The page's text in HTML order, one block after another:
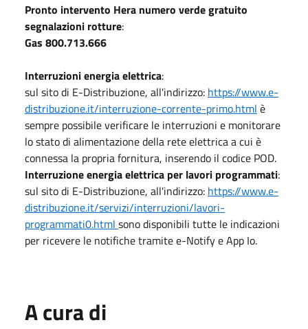
Pronto intervento Hera numero verde gratuito
segnalazioni rotture:
Gas 800.713.666
Interruzioni energia elettrica:
sul sito di E-Distribuzione, all'indirizzo: https://www.e-
distribuzione.it/interruzione-corrente-primo.html è
sempre possibile verificare le interruzioni e monitorare
lo stato di alimentazione della rete elettrica a cui è
connessa la propria fornitura, inserendo il codice POD.
Interruzione energia elettrica per lavori programmati:
sul sito di E-Distribuzione, all'indirizzo: https://www.e-
distribuzione.it/servizi/interruzioni/lavori-
programmati0.html sono disponibili tutte le indicazioni
per ricevere le notifiche tramite e-Notify e App Io.
A cura di